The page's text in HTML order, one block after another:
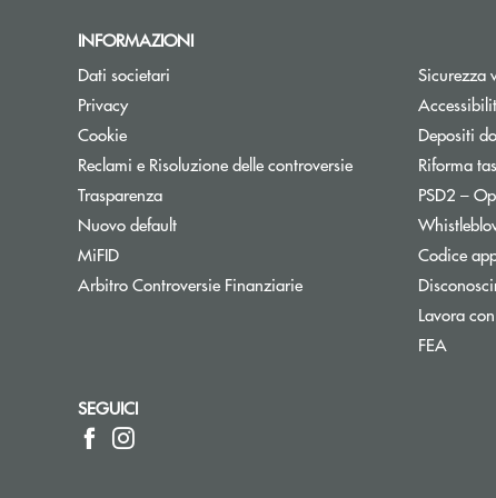
INFORMAZIONI
Dati societari
Privacy
Cookie
Reclami e Risoluzione delle controversie
Trasparenza
Nuovo default
MiFID
Arbitro Controversie FinanziarieApre una nuova finestra
Sicurezza
Depositi
Riforma
PSD2 –
Codice
Lavora
FEA
SEGUICI